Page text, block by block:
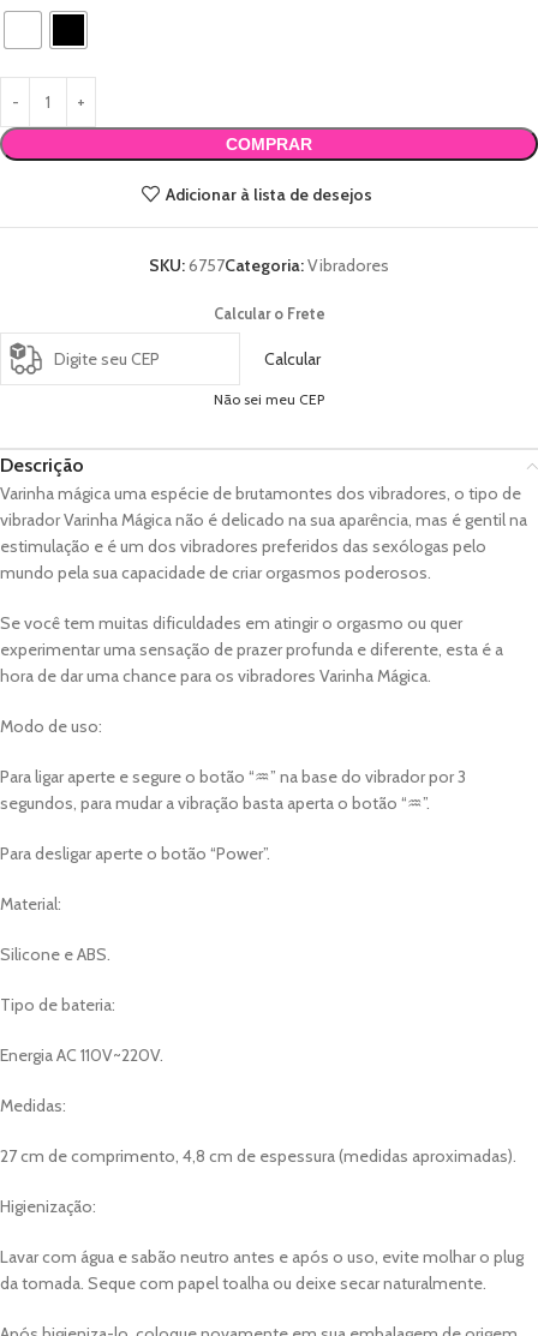
COMPRAR
Adicionar à lista de desejos
SKU:6757Categoria:Vibradores
Calcular o Frete
Calcular
Não sei meu CEP
Descrição
Varinha mágica uma espécie de brutamontes dos vibradores, o tipo de
vibrador Varinha Mágica não é delicado na sua aparência, mas é gentil na
estimulação e é um dos vibradores preferidos das sexólogas pelo
mundo pela sua capacidade de criar orgasmos poderosos.
Se você tem muitas dificuldades em atingir o orgasmo ou quer
experimentar uma sensação de prazer profunda e diferente, esta é a
hora de dar uma chance para os vibradores Varinha Mágica.
Modo de uso:
Para ligar aperte e segure o botão “♒” na base do vibrador por 3
segundos, para mudar a vibração basta aperta o botão “♒”.
Para desligar aperte o botão “Power”.
Material:
Silicone e ABS.
Tipo de bateria:
Energia AC 110V~220V.
Medidas:
27 cm de comprimento, 4,8 cm de espessura (medidas aproximadas).
Higienização:
Lavar com água e sabão neutro antes e após o uso, evite molhar o plug
da tomada. Seque com papel toalha ou deixe secar naturalmente.